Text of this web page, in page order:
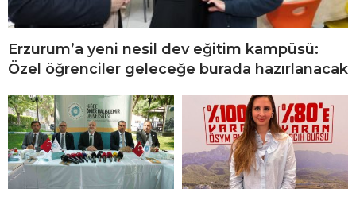
Erzurum’a yeni nesil dev eğitim kampüsü:
Özel öğrenciler geleceğe burada hazırlanacak